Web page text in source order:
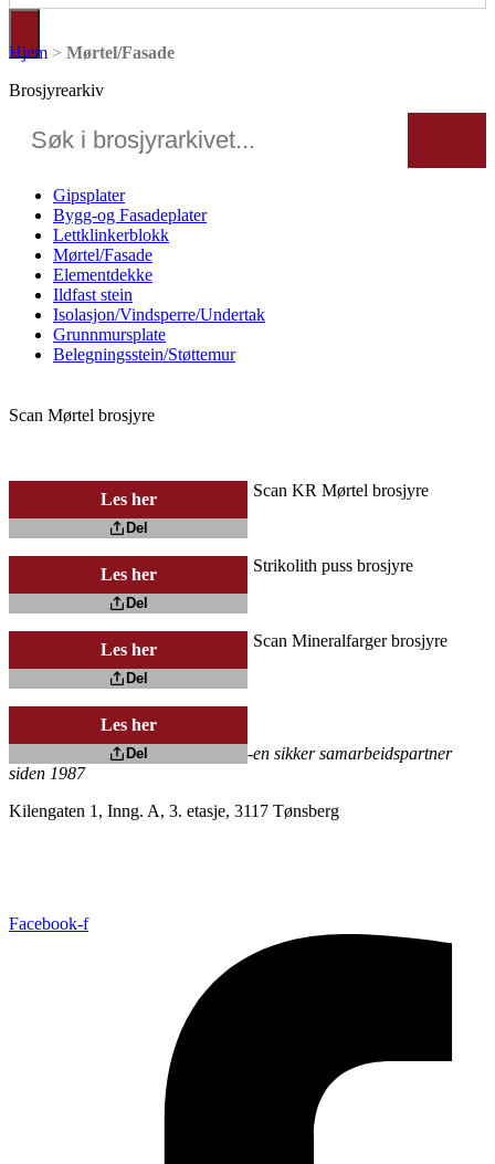
Hjem > Mørtel/Fasade
Brosjyrearkiv
Gipsplater
Bygg-og Fasadeplater
Lettklinkerblokk
Mørtel/Fasade
Elementdekke
Ildfast stein
Isolasjon/Vindsperre/Undertak
Grunnmursplate
Belegningsstein/Støttemur
Scan Mørtel brosjyre
Les her
Del
Scan KR Mørtel brosjyre
Les her
Del
Strikolith puss brosjyre
Les her
Del
Scan Mineralfarger brosjyre
Les her
Del
-en sikker samarbeidspartner
siden 1987
Kilengaten 1, Inng. A, 3. etasje, 3117 Tønsberg
Facebook-f